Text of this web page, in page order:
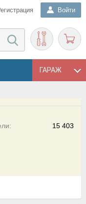
Войти
ГАРАЖ
15 403